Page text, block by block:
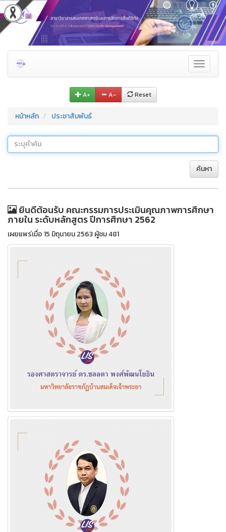
Toggle
A+ A– Reset
หน้าหลัก ประชาสัมพันธ์
ค้นหา
ยินดีต้อนรับ คณะกรรมการประเมินคุณภาพการศึกษา
ภายใน ระดับหลักสูตร ปีการศึกษา 2562
เผยแพร่เมื่อ 15 มิถุนายน 2563 ผู้ชม 481